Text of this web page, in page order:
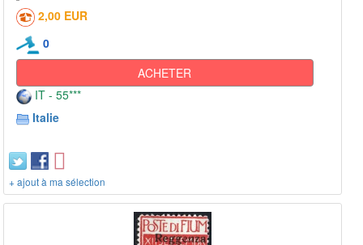
2,00 EUR
0
ACHETER
IT - 55***
Italie
+ ajout à ma sélection